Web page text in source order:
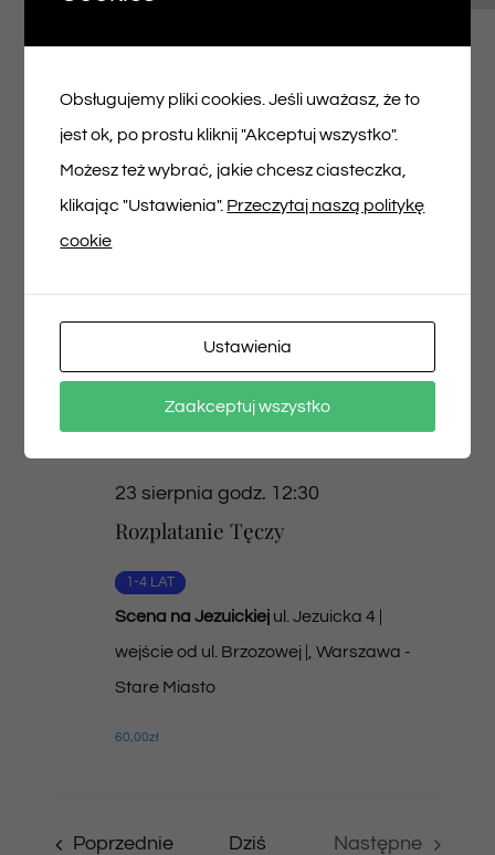
wejście od ul. Brzozowej |, Warszawa -
Stare Miasto
niedz.
23 sierpnia godz. 12:30
Rozplatanie Tęczy
1-4 LAT
Scena na Jezuickiej ul. Jezuicka 4 |
wejście od ul. Brzozowej |, Warszawa -
Stare Miasto
60,00zł
PoprzednieWydarzenia
Dziś
Następne
Obsługujemy pliki cookies. Jeśli uważasz, że to
jest ok, po prostu kliknij "Akceptuj wszystko".
Możesz też wybrać, jakie chcesz ciasteczka,
klikając "Ustawienia". Przeczytaj naszą politykę
cookie
Ustawienia
Zaakceptuj wszystko